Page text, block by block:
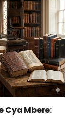
Cya Mbere: